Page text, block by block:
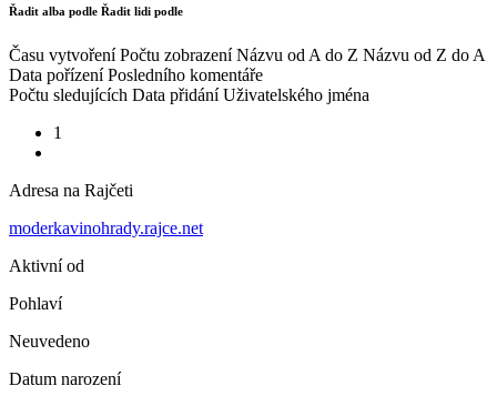
Řadit alba podle Řadit lidi podle
Času vytvoření Počtu zobrazení Názvu od A do Z Názvu od Z do A
Data pořízení Posledního komentáře
Počtu sledujících Data přidání Uživatelského jména
1
Adresa na Rajčeti
moderkavinohrady.rajce.net
Aktivní od
Pohlaví
Neuvedeno
Datum narození